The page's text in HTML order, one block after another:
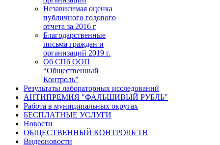
Независимая оценка
публичного годового
отчета за 2016 г
Благодарственные
письма граждан и
организаций 2019 г.
Об СПб ООП
“Общественный
Контроль”
Результаты лабораторных исследований
АНТИПРЕМИЯ "ФАЛЬШИВЫЙ РУБЛЬ"
Работа в муниципальных округах
БЕСПЛАТНЫЕ УСЛУГИ
Новости
ОБЩЕСТВЕННЫЙ КОНТРОЛЬ ТВ
Видеоновости